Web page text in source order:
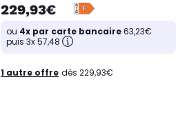
229,93€
ou 4x par carte bancaire63,23€
puis 3x 57,48
1 autre offre dès 229,93€